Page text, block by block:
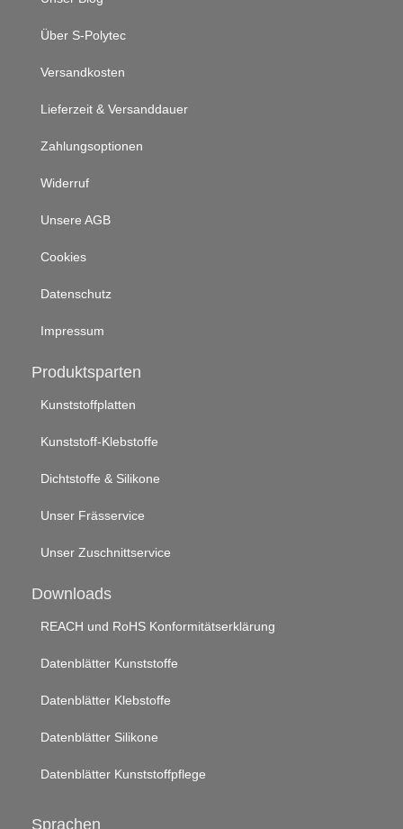
Über S-Polytec
Versandkosten
Lieferzeit & Versanddauer
Zahlungsoptionen
Widerruf
Unsere AGB
Cookies
Datenschutz
Impressum
Produktsparten
Kunststoffplatten
Kunststoff-Klebstoffe
Dichtstoffe & Silikone
Unser Frässervice
Unser Zuschnittservice
Downloads
REACH und RoHS Konformitätserklärung
Datenblätter Kunststoffe
Datenblätter Klebstoffe
Datenblätter Silikone
Datenblätter Kunststoffpflege
Sprachen